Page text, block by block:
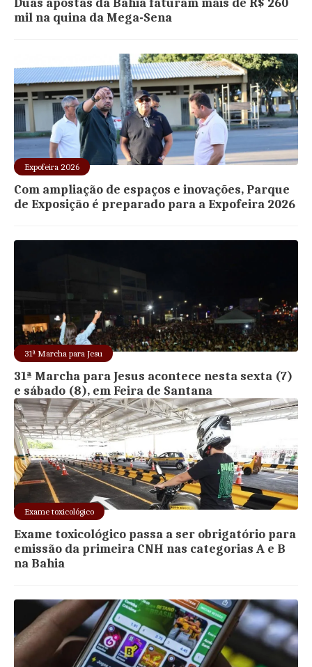
Duas apostas da Bahia faturam mais de R$ 260
mil na quina da Mega-Sena
Expofeira 2026
Com ampliação de espaços e inovações, Parque
de Exposição é preparado para a Expofeira 2026
31ª Marcha para Jesu
31ª Marcha para Jesus acontece nesta sexta (7)
e sábado (8), em Feira de Santana
Exame toxicológico
Exame toxicológico passa a ser obrigatório para
emissão da primeira CNH nas categorias A e B
na Bahia